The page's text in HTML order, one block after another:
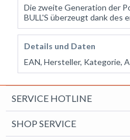
Die zweite Generation der
BULL'S überzeugt dank des
Details und Daten
EAN, Hersteller, Kategorie,
SERVICE HOTLINE
SHOP SERVICE